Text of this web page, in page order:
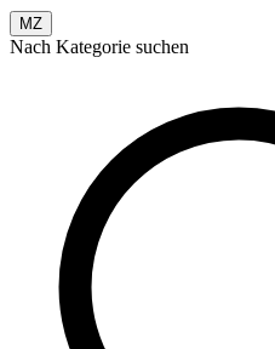
MZ
Nach Kategorie suchen